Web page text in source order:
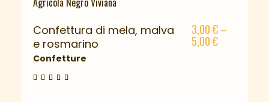
Confettura di mela, malva
e rosmarino
Confetture
3,00€–
5,00€